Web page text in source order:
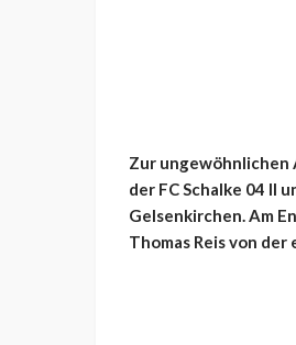
Zur ungewöhnlichen
der FC Schalke 04 II
Gelsenkirchen. Am
Thomas Reis von